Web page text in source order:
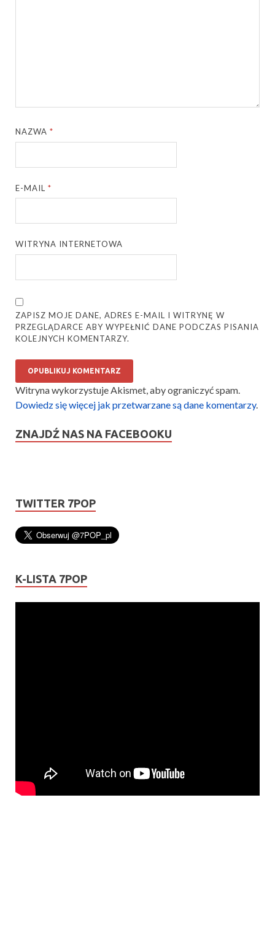
NAZWA*
E-MAIL*
WITRYNA INTERNETOWA
ZAPISZ MOJE DANE, ADRES E-MAIL I WITRYNĘ W
PRZEGLĄDARCE ABY WYPEŁNIĆ DANE PODCZAS PISANIA
KOLEJNYCH KOMENTARZY.
Witryna wykorzystuje Akismet, aby ograniczyć spam.
Dowiedz się więcej jak przetwarzane są dane komentarzy.
ZNAJDŹ NAS NA FACEBOOKU
TWITTER 7POP
K-LISTA 7POP